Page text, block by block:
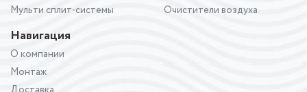
Мульти сплит-системы
Очистители воздуха
Навигация
О компании
Монтаж